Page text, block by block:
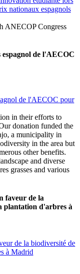
nationaux espagnols
de l'AECOC
de l'AECOC pour
faveur de la
plantation d'arbres à
de la biodiversité de
à Madrid